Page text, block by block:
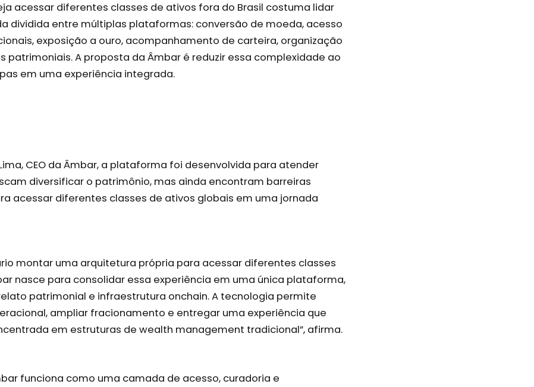
acessar diferentes classes de ativos fora do Brasil costuma lidar
dividida entre múltiplas plataformas: conversão de moeda, acesso
exposição a ouro, acompanhamento de carteira, organização
patrimoniais. A proposta da Âmbar é reduzir essa complexidade ao
em uma experiência integrada.
CEO da Âmbar, a plataforma foi desenvolvida para atender
diversificar o patrimônio, mas ainda encontram barreiras
acessar diferentes classes de ativos globais em uma jornada
montar uma arquitetura própria para acessar diferentes classes
nasce para consolidar essa experiência em uma única plataforma,
patrimonial e infraestrutura onchain. A tecnologia permite
ampliar fracionamento e entregar uma experiência que
em estruturas de wealth management tradicional”, afirma.
funciona como uma camada de acesso, curadoria e